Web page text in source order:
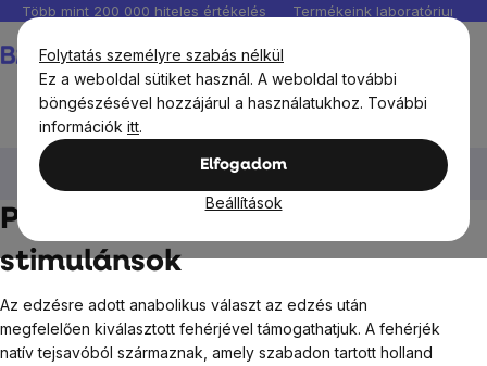
Folytatás személyre szabás nélkül
Ez a weboldal sütiket használ. A weboldal további
böngészésével hozzájárul a használatukhoz. További
információk itt.
Elfogadom
Beállítások
Ugrás
fő
tartalomhoz
Több mint 200 000 hiteles értékelés Termékeink
BrainMax táplálékkiegészítők
Proteinok és
edzés előtti stimulánsok
Proteinok és edzés előtti
stimulánsok
Az edzésre adott anabolikus választ az edzés után
megfelelően kiválasztott fehérjével támogathatjuk. A fehérjék
natív tejsavóból származnak, amely szabadon tartott holland